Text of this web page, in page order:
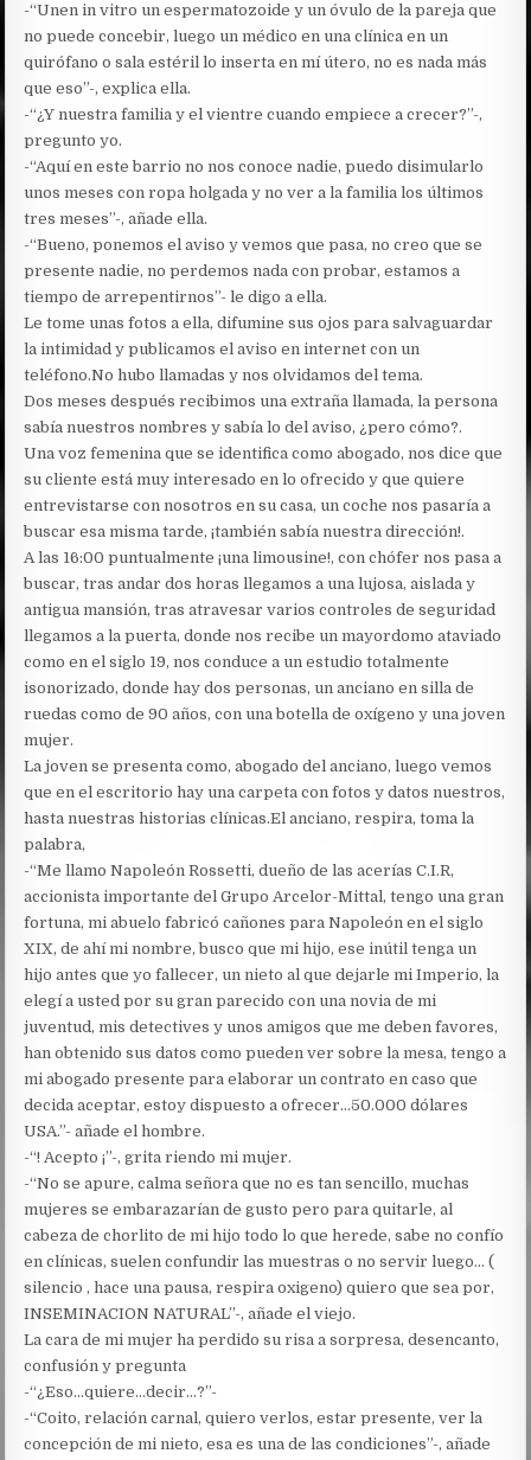
-“Unen in vitro un espermatozoide y un óvulo de la pareja que
no puede concebir, luego un médico en una clínica en un
quirófano o sala estéril lo inserta en mí útero, no es nada más
que eso”-, explica ella.
-“¿Y nuestra familia y el vientre cuando empiece a crecer?”-,
pregunto yo.
-“Aquí en este barrio no nos conoce nadie, puedo disimularlo
unos meses con ropa holgada y no ver a la familia los últimos
tres meses”-, añade ella.
-“Bueno, ponemos el aviso y vemos que pasa, no creo que se
presente nadie, no perdemos nada con probar, estamos a
tiempo de arrepentirnos”- le digo a ella.
Le tome unas fotos a ella, difumine sus ojos para salvaguardar
la intimidad y publicamos el aviso en internet con un
teléfono.No hubo llamadas y nos olvidamos del tema.
Dos meses después recibimos una extraña llamada, la persona
sabía nuestros nombres y sabía lo del aviso, ¿pero cómo?.
Una voz femenina que se identifica como abogado, nos dice que
su cliente está muy interesado en lo ofrecido y que quiere
entrevistarse con nosotros en su casa, un coche nos pasaría a
buscar esa misma tarde, ¡también sabía nuestra dirección!.
A las 16:00 puntualmente ¡una limousine!, con chófer nos pasa a
buscar, tras andar dos horas llegamos a una lujosa, aislada y
antigua mansión, tras atravesar varios controles de seguridad
llegamos a la puerta, donde nos recibe un mayordomo ataviado
como en el siglo 19, nos conduce a un estudio totalmente
isonorizado, donde hay dos personas, un anciano en silla de
ruedas como de 90 años, con una botella de oxígeno y una joven
mujer.
La joven se presenta como, abogado del anciano, luego vemos
que en el escritorio hay una carpeta con fotos y datos nuestros,
hasta nuestras historias clínicas.El anciano, respira, toma la
palabra,
-“Me llamo Napoleón Rossetti, dueño de las acerías C.I.R,
accionista importante del Grupo Arcelor-Mittal, tengo una gran
fortuna, mi abuelo fabricó cañones para Napoleón en el siglo
XIX, de ahí mi nombre, busco que mi hijo, ese inútil tenga un
hijo antes que yo fallecer, un nieto al que dejarle mi Imperio, la
elegí a usted por su gran parecido con una novia de mi
juventud, mis detectives y unos amigos que me deben favores,
han obtenido sus datos como pueden ver sobre la mesa, tengo a
mi abogado presente para elaborar un contrato en caso que
decida aceptar, estoy dispuesto a ofrecer…50.000 dólares
USA.”- añade el hombre.
-“! Acepto ¡”-, grita riendo mi mujer.
-“No se apure, calma señora que no es tan sencillo, muchas
mujeres se embarazarían de gusto pero para quitarle, al
cabeza de chorlito de mi hijo todo lo que herede, sabe no confío
en clínicas, suelen confundir las muestras o no servir luego… (
silencio , hace una pausa, respira oxigeno) quiero que sea por,
INSEMINACION NATURAL”-, añade el viejo.
La cara de mi mujer ha perdido su risa a sorpresa, desencanto,
confusión y pregunta
-“¿Eso…quiere…decir…?”-
-“Coito, relación carnal, quiero verlos, estar presente, ver la
concepción de mi nieto, esa es una de las condiciones”-, añade